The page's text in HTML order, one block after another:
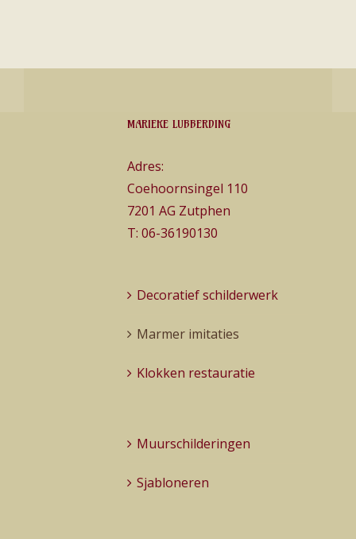
MARIEKE LUBBERDING
Adres:
Coehoornsingel 110
7201 AG Zutphen
T: 06-36190130
Decoratief schilderwerk
Marmer imitaties
Klokken restauratie
Muurschilderingen
Sjabloneren